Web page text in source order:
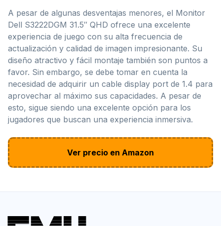
A pesar de algunas desventajas menores, el Monitor
Dell S3222DGM 31.5″ QHD ofrece una excelente
experiencia de juego con su alta frecuencia de
actualización y calidad de imagen impresionante. Su
diseño atractivo y fácil montaje también son puntos a
favor. Sin embargo, se debe tomar en cuenta la
necesidad de adquirir un cable display port de 1.4 para
aprovechar al máximo sus capacidades. A pesar de
esto, sigue siendo una excelente opción para los
jugadores que buscan una experiencia inmersiva.
Ver precio en Amazon